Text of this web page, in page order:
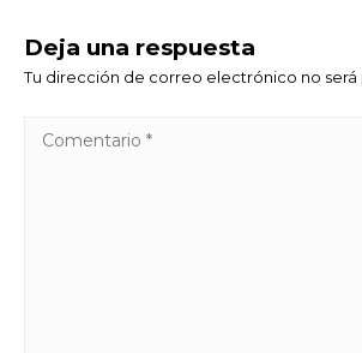
Deja una respuesta
Tu dirección de correo electrónico no será